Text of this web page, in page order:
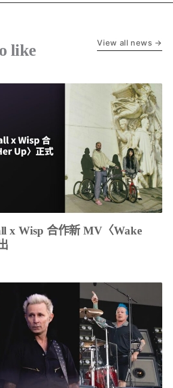
like View all news →
x Wisp 合作新 MV〈Wake